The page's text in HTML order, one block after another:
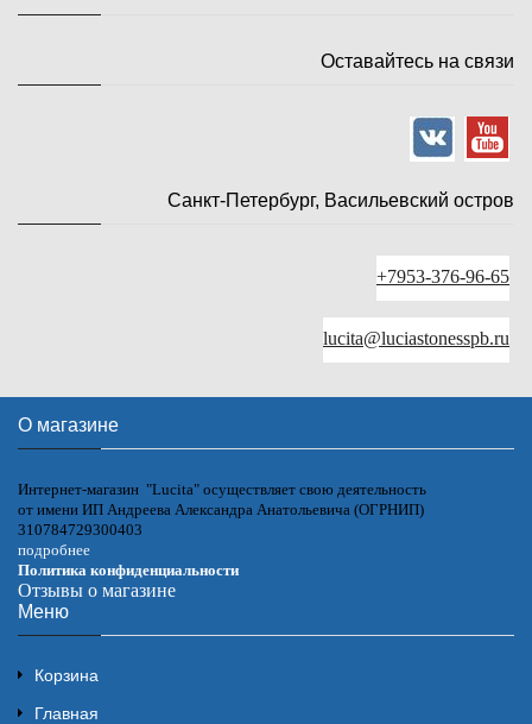
Оставайтесь на связи
Санкт-Петербург, Васильевский остров
+7953-376-96-65
lucita@luciastonesspb.ru
О магазине
Интернет-магазин "Lucita" осуществляет свою деятельность
от имени ИП Андреева Александра Анатольевича (ОГРНИП)
310784729300403
подробнее
Политика конфиденциальности
Отзывы о магазине
Меню
Корзина
Главная